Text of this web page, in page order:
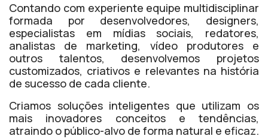
Contando com experiente equipe multidisciplinar
formada por desenvolvedores, designers,
especialistas em mídias sociais, redatores,
analistas de marketing, vídeo produtores e
outros talentos, desenvolvemos projetos
customizados, criativos e relevantes na história
de sucesso de cada cliente.
Criamos soluções inteligentes que utilizam os
mais inovadores conceitos e tendências,
atraindo o público-alvo de forma natural e eficaz.